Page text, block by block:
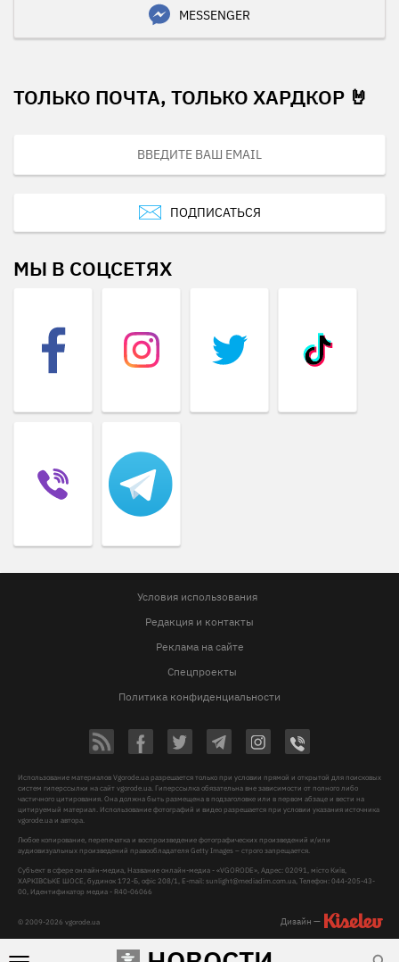
MESSENGER
ТОЛЬКО ПОЧТА, ТОЛЬКО ХАРДКОР 🤘
ПОДПИСАТЬСЯ
МЫ В СОЦСЕТЯХ
Условия использования
Редакция и контакты
Реклама на сайте
Спецпроекты
Политика конфиденциальности
© 2009-2026 vgorode.ua
Использование материалов Vgorode.ua разрешается только при условии прямой и открытой для поисковых
систем гиперссылки на сайт vgorode.ua. Гиперссылка обязательна вне зависимости от полного либо
частичного цитирования. Она должна быть размещена в подзаголовке или в первом абзаце и вести на
цитируемый материал. Использование фотографий и видео разрешается при условии указания источника
vgorode.ua и автора.
Любое копирование, перепечатка и воспроизведение фотографических произведений и/или
аудиовизуальных произведений правообладателя Getty Images – строго запрещается.
Субъект в сфере онлайн-медиа, Название онлайн-медиа - «VGORODE», Адрес: 02091, місто Київ,
ХАРКІВСЬКЕ ШОСЕ, будинок 172-Б, офіс 208/1, E-mail:sunlight@mediadim.com.ua, Телефон: 044-205-43-
00, Идентификатор медиа - R40-06066
Дизайн —